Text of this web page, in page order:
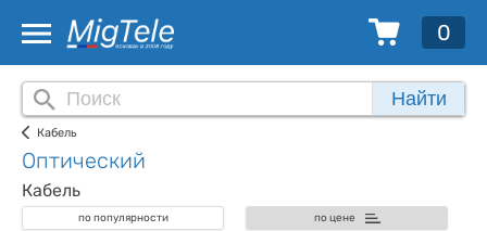
0
Найти
Кабель
Оптический
Кабель
по популярности по цене